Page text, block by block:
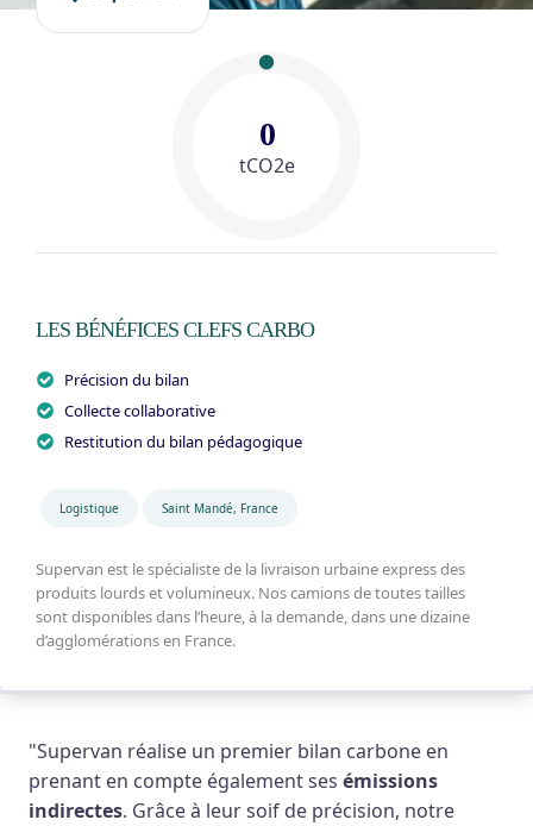
0
tCO2e
LES BÉNÉFICES CLEFS CARBO
Précision du bilan
Collecte collaborative
Restitution du bilan pédagogique
Logistique Saint Mandé, France
Supervan est le spécialiste de la livraison urbaine express des
produits lourds et volumineux. Nos camions de toutes tailles
sont disponibles dans l’heure, à la demande, dans une dizaine
d’agglomérations en France.
"Supervan réalise un premier bilan carbone en
prenant en compte également ses émissions
indirectes. Grâce à leur soif de précision, notre